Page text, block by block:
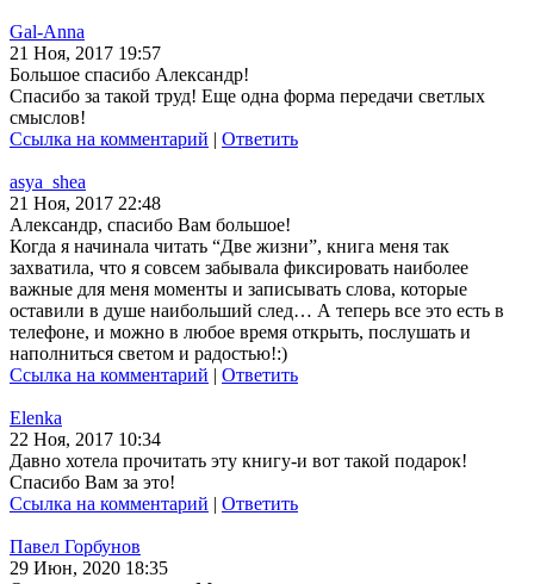
Gal-Anna
21 Ноя, 2017 19:57
Большое спасибо Александр!
Спасибо за такой труд! Еще одна форма передачи светлых
смыслов!
Ссылка на комментарий | Ответить
asya_shea
21 Ноя, 2017 22:48
Александр, спасибо Вам большое!
Когда я начинала читать “Две жизни”, книга меня так
захватила, что я совсем забывала фиксировать наиболее
важные для меня моменты и записывать слова, которые
оставили в душе наибольший след… А теперь все это есть в
телефоне, и можно в любое время открыть, послушать и
наполниться светом и радостью!:)
Ссылка на комментарий | Ответить
Elenka
22 Ноя, 2017 10:34
Давно хотела прочитать эту книгу-и вот такой подарок!
Спасибо Вам за это!
Ссылка на комментарий | Ответить
Павел Горбунов
29 Июн, 2020 18:35